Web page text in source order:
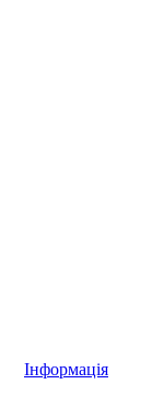
Інформація